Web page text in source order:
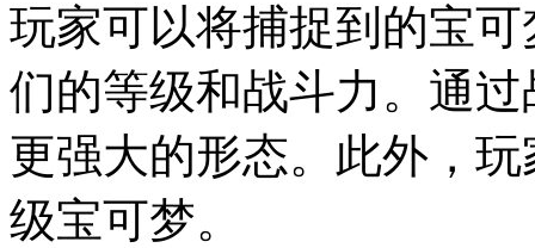
玩家可以将捕捉到的宝
们的等级和战斗力。通
更强大的形态。此外，
级宝可梦。